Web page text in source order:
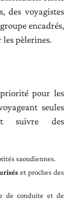
des voyagistes
encadrés,
pèlerines.
pour les
seules
suivre des
saoudiennes.
et proches des
de conduite et de